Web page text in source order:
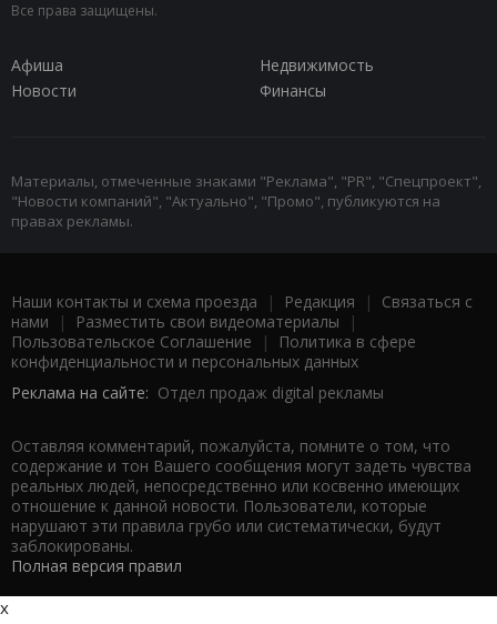
Все права защищены.
Афиша
Недвижимость
Новости
Финансы
Материалы, отмеченные знаками "Реклама", "PR", "Спецпроект",
"Новости компаний", "Актуально", "Промо", публикуются на
правах рекламы.
Наши контакты и схема проезда | Редакция | Связаться с
нами | Разместить свои видеоматериалы |
Пользовательское Соглашение |
Политика в сфере
конфиденциальности и персональных данных
Реклама на сайте: Отдел продаж digital рекламы
Оставляя комментарий, пожалуйста, помните о том, что
содержание и тон Вашего сообщения могут задеть чувства
реальных людей, непосредственно или косвенно имеющих
отношение к данной новости. Пользователи, которые
нарушают эти правила грубо или систематически, будут
заблокированы.
Полная версия правил
x